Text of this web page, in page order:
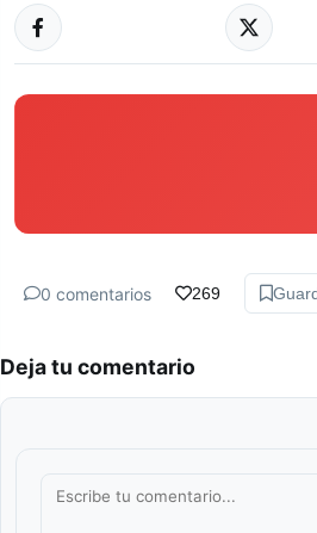
0 comentarios 269
Deja tu comentario